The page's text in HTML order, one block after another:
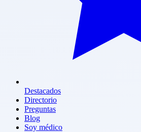
Destacados
Directorio
Preguntas
Blog
Soy médico